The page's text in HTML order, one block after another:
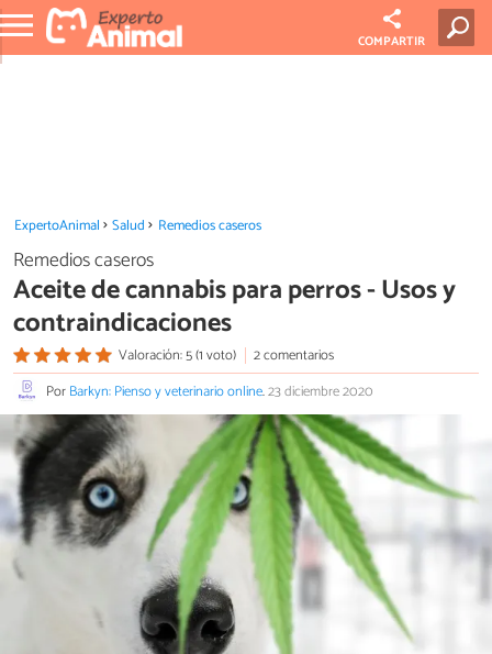
COMPARTIR
ExpertoAnimal Salud Remedios caseros
Remedios caseros
Aceite de cannabis para perros - Usos y
contraindicaciones
Valoración: 5 (1 voto)
2 comentarios
PorBarkyn: Pienso y veterinario online.23 diciembre 2020